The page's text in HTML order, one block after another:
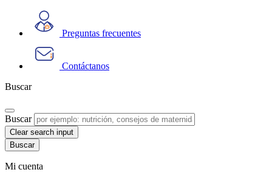
Preguntas frecuentes
Contáctanos
Buscar
Buscar
Clear search input
Mi cuenta